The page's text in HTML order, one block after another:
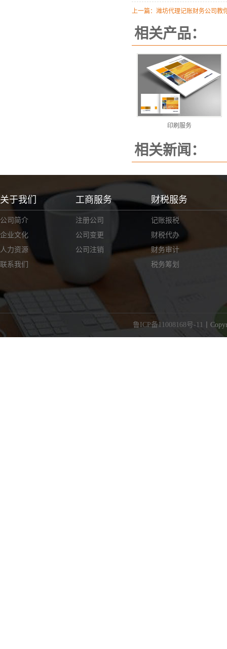
上一篇： 潍坊代理记账财务公司教
相关产品：
印刷服务
相关新闻：
关于我们
公司简介
企业文化
人力资源
联系我们
工商服务
注册公司
公司变更
公司注销
财税服务
记账报税
财税代办
财务审计
税务筹划
鲁ICP备11008168号-11 丨